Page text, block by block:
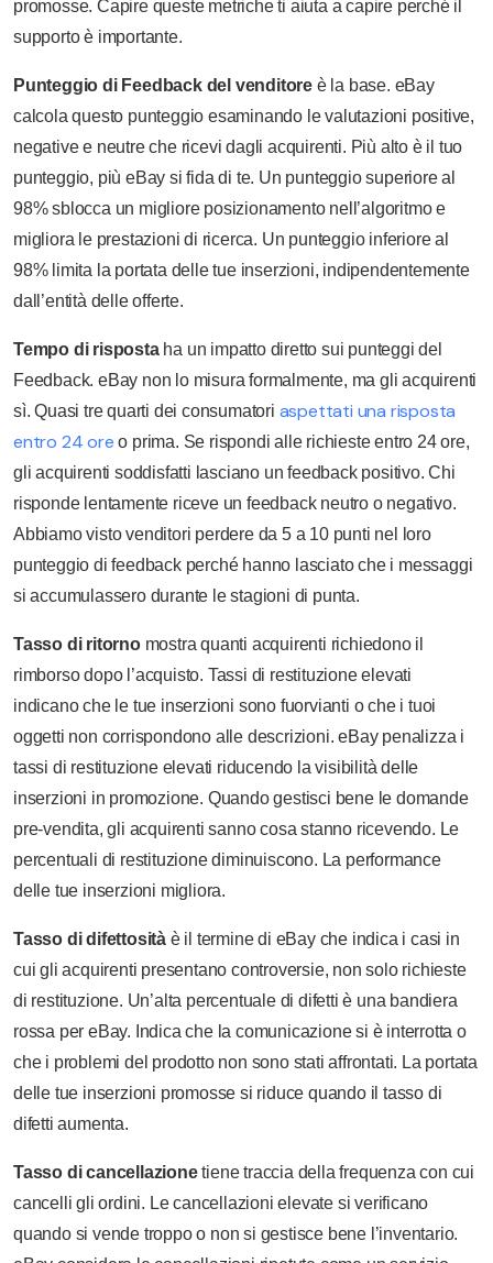
promosse. Capire queste metriche ti aiuta a capire perché il
supporto è importante.
Punteggio di Feedback del venditore è la base. eBay
calcola questo punteggio esaminando le valutazioni positive,
negative e neutre che ricevi dagli acquirenti. Più alto è il tuo
punteggio, più eBay si fida di te. Un punteggio superiore al
98% sblocca un migliore posizionamento nell’algoritmo e
migliora le prestazioni di ricerca. Un punteggio inferiore al
98% limita la portata delle tue inserzioni, indipendentemente
dall’entità delle offerte.
Tempo di rispostaha un impatto diretto sui punteggi del
Feedback. eBay non lo misura formalmente, ma gli acquirenti
sì. Quasi tre quarti dei consumatori aspettati una risposta
entro 24 oreo prima. Se rispondi alle richieste entro 24 ore,
gli acquirenti soddisfatti lasciano un feedback positivo. Chi
risponde lentamente riceve un feedback neutro o negativo.
Abbiamo visto venditori perdere da 5 a 10 punti nel loro
punteggio di feedback perché hanno lasciato che i messaggi
si accumulassero durante le stagioni di punta.
Tasso di ritornomostra quanti acquirenti richiedono il
rimborso dopo l’acquisto. Tassi di restituzione elevati
indicano che le tue inserzioni sono fuorvianti o che i tuoi
oggetti non corrispondono alle descrizioni. eBay penalizza i
tassi di restituzione elevati riducendo la visibilità delle
inserzioni in promozione. Quando gestisci bene le domande
pre-vendita, gli acquirenti sanno cosa stanno ricevendo. Le
percentuali di restituzione diminuiscono. La performance
delle tue inserzioni migliora.
Tasso di difettosità è il termine di eBay che indica i casi in
cui gli acquirenti presentano controversie, non solo richieste
di restituzione. Un’alta percentuale di difetti è una bandiera
rossa per eBay. Indica che la comunicazione si è interrotta o
che i problemi del prodotto non sono stati affrontati. La portata
delle tue inserzioni promosse si riduce quando il tasso di
difetti aumenta.
Tasso di cancellazionetiene traccia della frequenza con cui
cancelli gli ordini. Le cancellazioni elevate si verificano
quando si vende troppo o non si gestisce bene l’inventario.